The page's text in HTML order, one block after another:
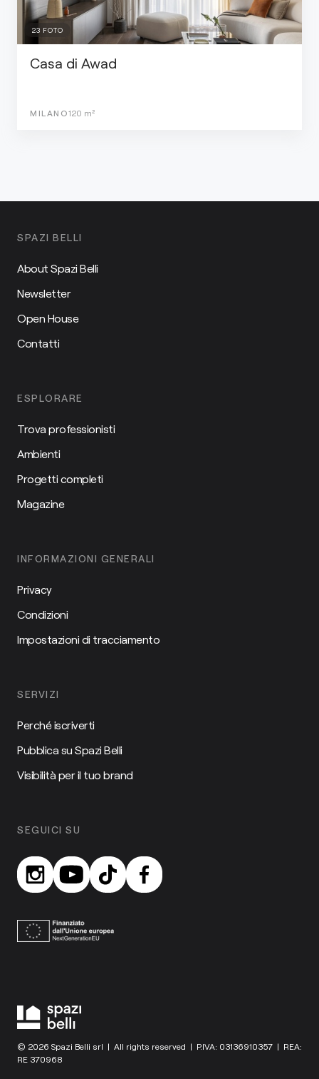
23 FOTO
Casa di Awad
MILANO120 m²
SPAZI BELLI
About Spazi Belli
Newsletter
Open House
Contatti
ESPLORARE
Trova professionisti
Ambienti
Progetti completi
Magazine
INFORMAZIONI GENERALI
Privacy
Condizioni
Impostazioni di tracciamento
SERVIZI
Perché iscriverti
Pubblica su Spazi Belli
Visibilità per il tuo brand
SEGUICI SU
© 2026 Spazi Belli srl | All rights reserved | P.IVA: 03136910357 | REA:
RE 370968